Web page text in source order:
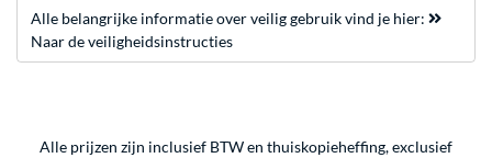
Alle belangrijke informatie over veilig gebruik vind je hier:
Naar de veiligheidsinstructies
Alle prijzen zijn inclusief BTW en thuiskopieheffing, exclusief